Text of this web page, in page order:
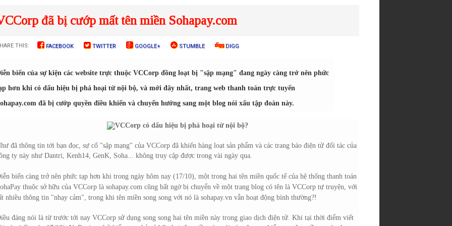
đã bị cướp mất tên miền Sohapay.com
THIS: FACEBOOK TWITTER GOOGLE+ STUMBLE DIGG
biến của sự kiện các website trực thuộc VCCorp đồng loạt bị "sập mạng" đang ngày càng trở nên phức
hơn khi có dấu hiệu bị phá hoại từ nội bộ, và mới đây nhất, trang web thanh toán trực tuyến
đã bị cướp quyền điều khiển và chuyển hướng sang một blog nói xấu tập đoàn này.
đã thông tin tới bạn đọc, sự cố "sập mạng" của VCCorp đã khiến hàng loạt sản phẩm và các trang báo điện tử đối tác của
ty này như Dantri, Kenh14, GenK, Soha... không truy cập được trong vài ngày qua.
biến càng trở nên phức tạp hơn khi trong ngày hôm nay (17/10), một trong hai tên miền quốc tế của hệ thống thanh toán
thuộc sở hữu của VCCorp là sohapay.com cũng bất ngờ bị chuyển về một trang blog có tên là VCCorp tự truyện, với
nhiều thông tin "nhạy cảm", trong khi tên miền song song với nó là sohapay.vn vẫn hoạt động bình thường?!
đáng nói là từ trước tới nay VCCorp sử dụng song song hai tên miền này trong giao dịch điện tử. Khi tại thời điểm viết